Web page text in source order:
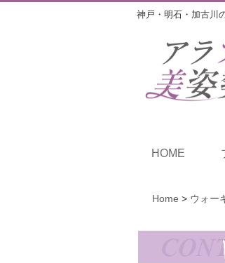
神戸・明石・加古川
HOME
Home > ウォー